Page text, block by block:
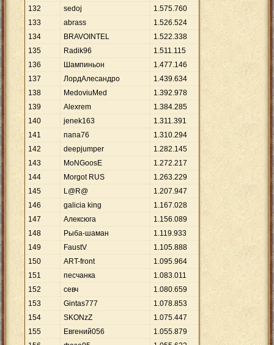
132
sedoj 1.575.760
133
abrass 1.526.524
134
BRAVOINTEL 1.522.338
135
Radik96 1.511.115
136
Шампиньон 1.477.146
137
ЛордАлесандро 1.439.634
138
MedoviuMed 1.392.978
139
Alexrem 1.384.285
140
jenek163 1.311.391
141
папа76 1.310.294
142
deepjumper 1.282.145
143
MoNGoosE 1.272.217
144
Morgot RUS 1.263.229
145
L@R@ 1.207.947
146
galicia king 1.167.028
147
Алексюга 1.156.089
148
Рыба-шаман 1.119.933
149
FaustV 1.105.888
150
ART-front 1.095.964
151
песчанка 1.083.011
152
севч 1.080.659
153
Gintas777 1.078.853
154
SKONzZ 1.075.447
155
Евгений056 1.055.879